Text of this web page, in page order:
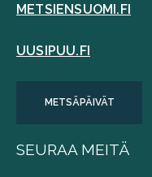
METSIENSUOMI.FI
UUSIPUU.FI
METSÄPÄIVÄT
SEURAA MEITÄ